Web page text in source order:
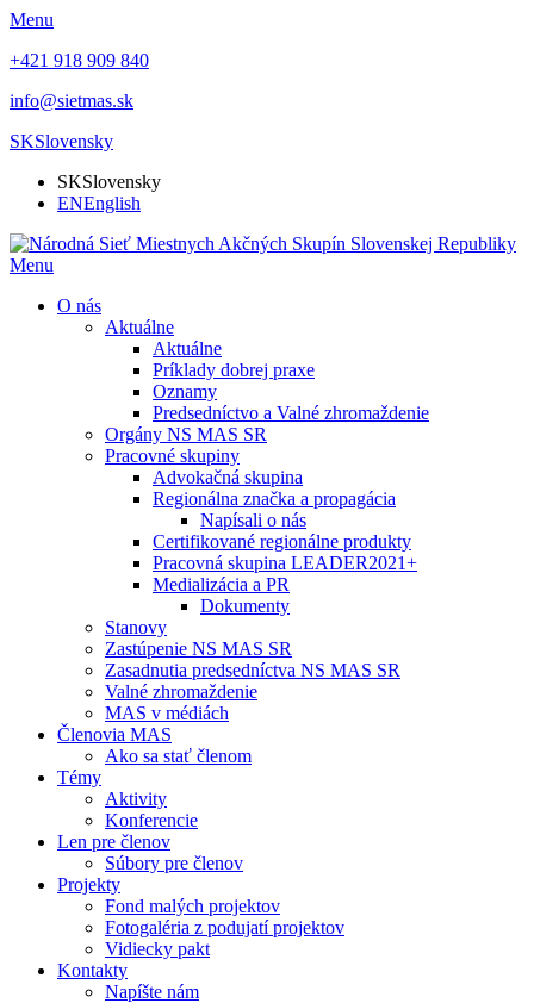
Menu
+421 918 909 840
info@sietmas.sk
SKSlovensky
SKSlovensky
ENEnglish
Menu
O nás
Aktuálne
Aktuálne
Príklady dobrej praxe
Oznamy
Predsedníctvo a Valné zhromaždenie
Orgány NS MAS SR
Pracovné skupiny
Advokačná skupina
Regionálna značka a propagácia
Napísali o nás
Certifikované regionálne produkty
Pracovná skupina LEADER2021+
Medializácia a PR
Dokumenty
Stanovy
Zastúpenie NS MAS SR
Zasadnutia predsedníctva NS MAS SR
Valné zhromaždenie
MAS v médiách
Členovia MAS
Ako sa stať členom
Témy
Aktivity
Konferencie
Len pre členov
Súbory pre členov
Projekty
Fond malých projektov
Fotogaléria z podujatí projektov
Vidiecky pakt
Kontakty
Napíšte nám